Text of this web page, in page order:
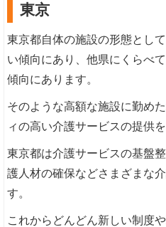
東京
東京都自体の施設の形態とし
い傾向にあり、他県にくらべて
傾向にあります。
そのような高額な施設に勤め
ィの高い介護サービスの提供
東京都は介護サービスの基盤
護人材の確保などさまざまな
す。
これからどんどん新しい制度